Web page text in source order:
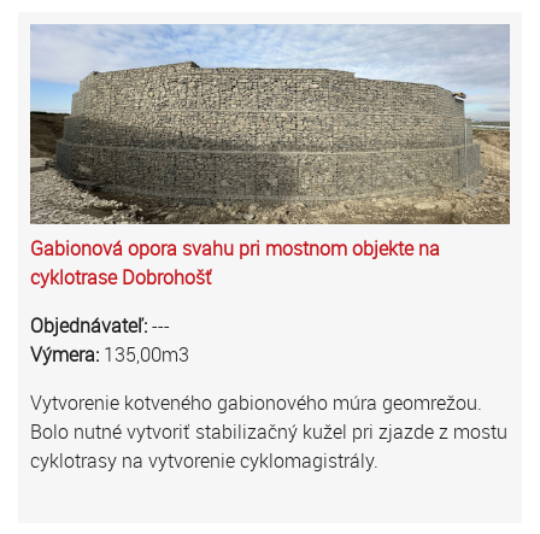
Gabionová opora svahu pri mostnom objekte na
cyklotrase Dobrohošť
Objednávateľ:---
Výmera: 135,00m3
Vytvorenie kotveného gabionového múra geomrežou.
Bolo nutné vytvoriť stabilizačný kužel pri zjazde z mostu
cyklotrasy na vytvorenie cyklomagistrály.